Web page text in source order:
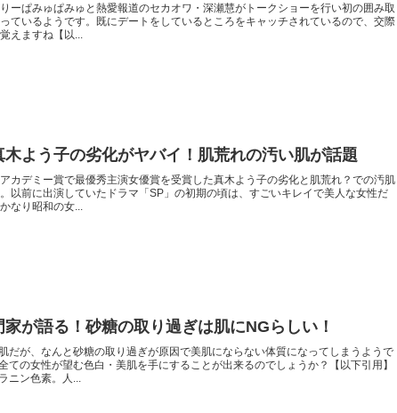
ーぱみゅぱみゅと熱愛報道のセカオワ・深瀬慧がトークショーを行い初の囲み取
ているようです。既にデートをしているところをキャッチされているので、交際
えますね【以...
よう子の劣化がヤバイ！肌荒れの汚い肌が話題
カデミー賞で最優秀主演女優賞を受賞した真木よう子の劣化と肌荒れ？での汚肌
以前に出演していたドラマ「SP」の初期の頃は、すごいキレイで美人な女性だ
なり昭和の女...
が語る！砂糖の取り過ぎは肌にNGらしい！
だが、なんと砂糖の取り過ぎが原因で美肌にならない体質になってしまうようで
ての女性が望む色白・美肌を手にすることが出来るのでしょうか？【以下引用】
ニン色素。人...